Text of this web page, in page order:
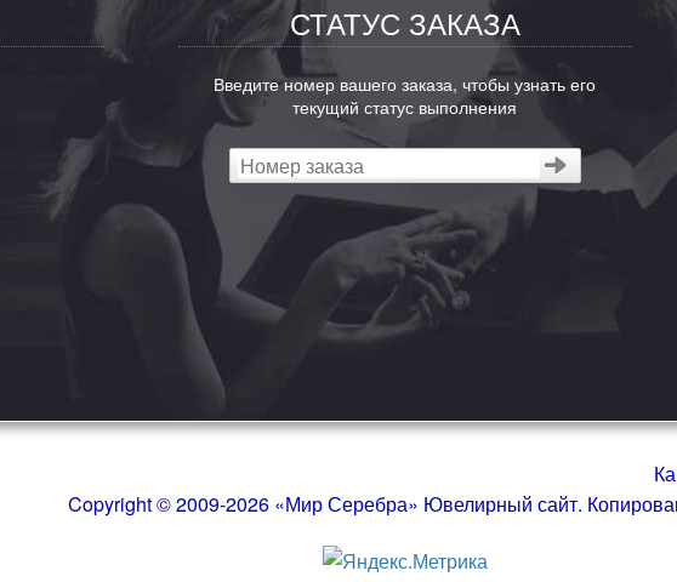
СТАТУС ЗАКАЗА
Введите номер вашего заказа, чтобы узнать его
текущий статус выполнения
Copyright © 2009-2026 «Мир Серебра» Ювелирный сайт.